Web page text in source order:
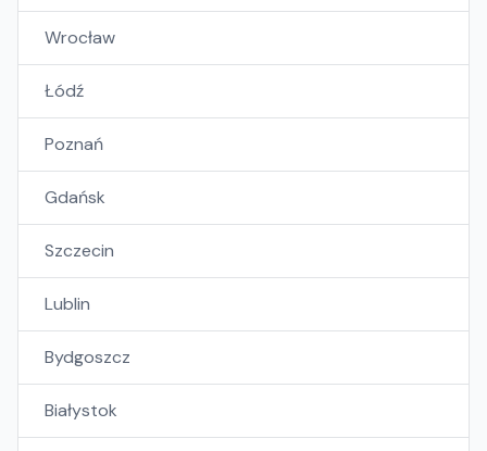
Wrocław
Łódź
Poznań
Gdańsk
Szczecin
Lublin
Bydgoszcz
Białystok